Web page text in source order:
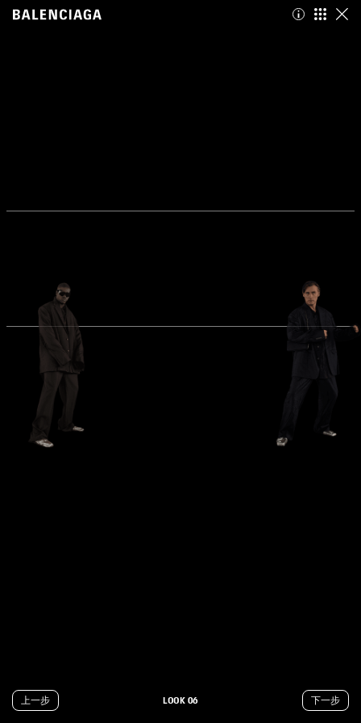
Balenciaga
LOOK 06
上⼀步 下一步